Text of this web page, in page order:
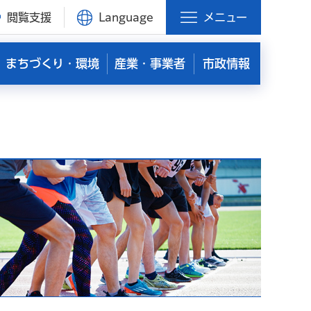
閲覧支援 Language メニュー
まちづくり・環境 産業・事業者 市政情報